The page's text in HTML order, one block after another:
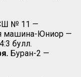
№ 11 —
машина-Юниор —
булл.
Буран-2 —